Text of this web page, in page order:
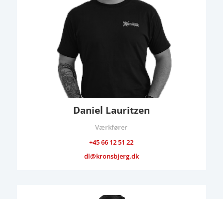
Daniel Lauritzen
Værkfører
+45 66 12 51 22
dl@kronsbjerg.dk